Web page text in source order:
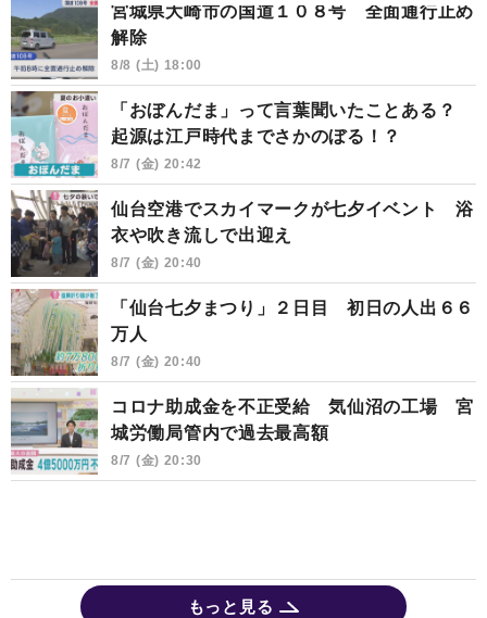
宮城県大崎市の国道１０８号 全面通行止め
解除
8/8 (土) 18:00
「おぼんだま」って言葉聞いたことある？
起源は江戸時代までさかのぼる！？
8/7 (金) 20:42
仙台空港でスカイマークが七夕イベント 浴
衣や吹き流しで出迎え
8/7 (金) 20:40
「仙台七夕まつり」２日目 初日の人出６６
万人
8/7 (金) 20:40
コロナ助成金を不正受給 気仙沼の工場 宮
城労働局管内で過去最高額
8/7 (金) 20:30
もっと見る